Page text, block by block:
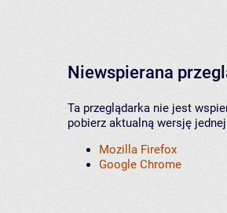
Niewspierana
Ta przeglądarka nie jest
pobierz aktualną wersję
Mozilla Firefox
Google Chrome